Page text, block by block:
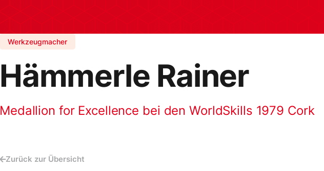
Werkzeugmacher
Hämmerle Rainer
Medallion for Excellence bei den WorldSkills 1979 Cork
Zurück zur Übersicht